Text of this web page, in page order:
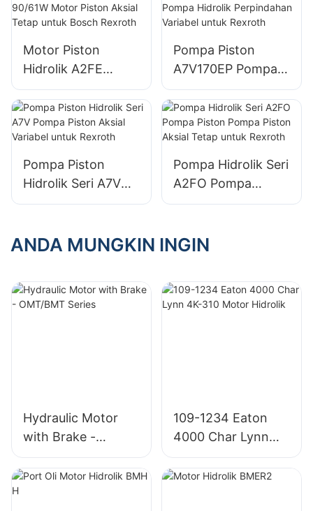
Gabungan
Motor Piston
Hidrolik A2FE
90/61W Motor
Piston Aksial Tetap
untuk Bosch
Rexroth
Pompa Piston
A7V170EP Pompa
Hidrolik
Perpindahan
Variabel untuk
Rexroth
Pompa Piston
Hidrolik Seri A7V
Pompa Piston
untuk Rexroth
Pompa Hidrolik Seri
A2FO Pompa
Piston Pompa
untuk Rexroth
ANDA MUNGKIN INGIN
Hydraulic Motor
with Brake -
OMT/BMT Series
109-1234 Eaton
4000 Char Lynn
4K-310 Motor
Hidrolik